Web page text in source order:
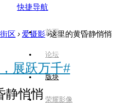
快捷导航
首页
论坛
版块
荣耀影像
区 › 爱摄影 ›这里的黄昏静悄悄
展跃万千#
静悄悄